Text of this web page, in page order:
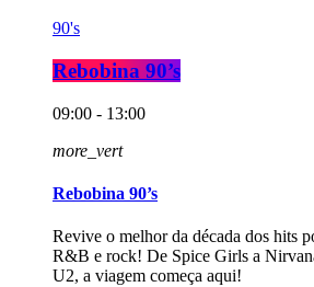
90's
Rebobina 90’s
09:00 - 13:00
more_vert
Rebobina 90’s
Revive o melhor da década dos hits
R&B e rock! De Spice Girls a
U2, a viagem começa aqui!